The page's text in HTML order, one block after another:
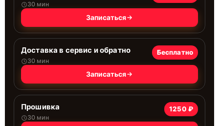
30 мин
Записаться
Доставка в сервис и обратно
30 мин
Бесплатно
Записаться
Прошивка
30 мин
1250 ₽